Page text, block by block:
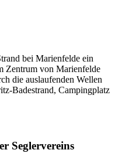
bei Marienfelde ein
Zentrum von Marienfelde
die auslaufenden Wellen
Badestrand, Campingplatz
Seglervereins